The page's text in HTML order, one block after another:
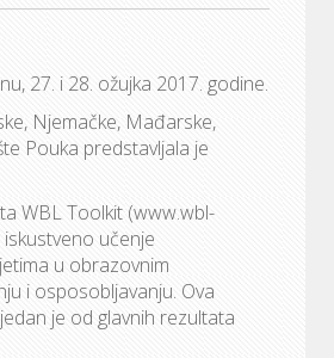
27. i 28. ožujka 2017. godine.
Njemačke, Mađarske,
Pouka predstavljala je
WBL Toolkit (www.wbl-
učenje
u obrazovnim
i osposobljavanju. Ova
je od glavnih rezultata